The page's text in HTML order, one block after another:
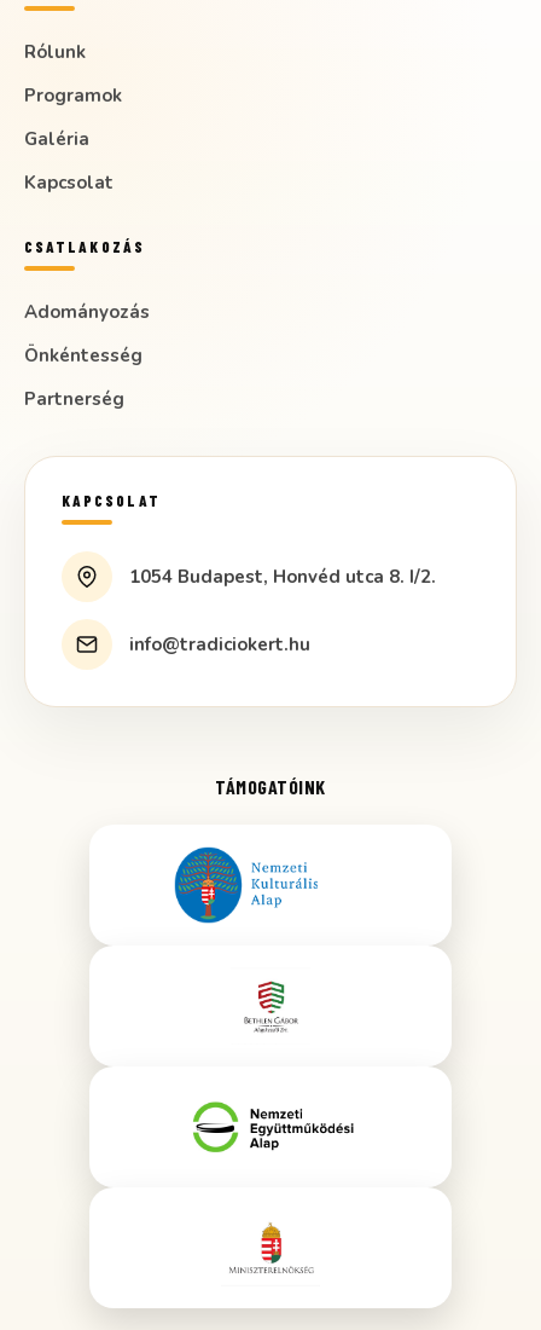
Rólunk
Programok
Galéria
Kapcsolat
CSATLAKOZÁS
Adományozás
Önkéntesség
Partnerség
KAPCSOLAT
1054 Budapest, Honvéd utca 8. I/2.
info@tradiciokert.hu
TÁMOGATÓINK